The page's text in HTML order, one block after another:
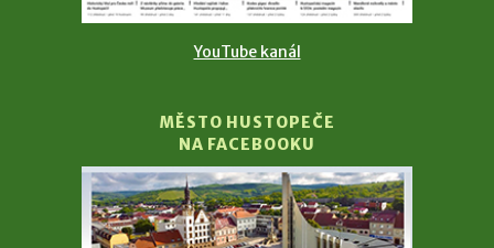
YouTube kanál
MĚSTO HUSTOPEČE
NA FACEBOOKU